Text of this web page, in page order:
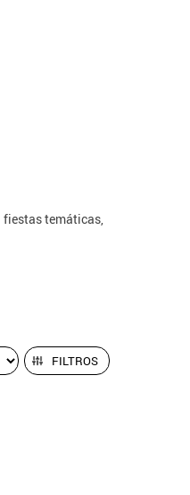
fiestas temáticas,
FILTROS